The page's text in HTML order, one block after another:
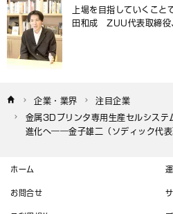
上場を目指していくこ
田和成 ZUU代表取締役
企業・業界
注目企業
金属3Dプリンタ専用生産セルシステ
進化へ――金子雄二（ソディック代表
ホーム
お問合せ